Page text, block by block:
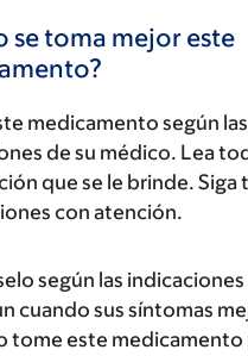
se toma mejor este
medicamento según las
de su médico. Lea
que se le brinde. Siga
con atención.
según las
cuando sus síntomas
tome este medicamento